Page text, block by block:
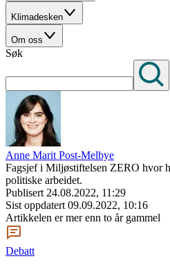
Klimadesken
Om oss
Søk
Anne Marit Post-Melbye
Fagsjef i Miljøstiftelsen ZERO hvor
politiske arbeidet.
Publisert 24.08.2022, 11:29
Sist oppdatert 09.09.2022, 10:16
Artikkelen er mer enn to år gammel
Debatt